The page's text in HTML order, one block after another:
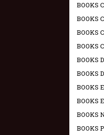
BOOKS
BOOKS
BOOKS
BOOKS
BOOKS
BOOKS
BOOKS
BOOKS
BOOKS
BOOKS